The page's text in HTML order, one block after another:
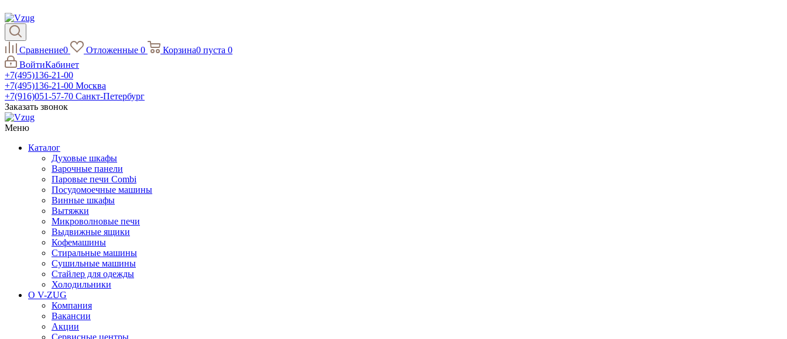
Сравнение0 Отложенные 0 Корзина0 пуста 0
ВойтиКабинет
+7(495)136-21-00‬
+7(495)136-21-00‬ Москва
+7(916)051-57-70 Санкт-Петербург
Заказать звонок
Меню
Каталог
Духовые шкафы
Варочные панели
Паровые печи Combi
Посудомоечные машины
Винные шкафы
Вытяжки
Микроволновые печи
Выдвижные ящики
Кофемашины
Стиральные машины
Сушильные машины
Стайлер для одежды
Холодильники
О V-ZUG
Компания
Вакансии
Акции
Сервисные центры